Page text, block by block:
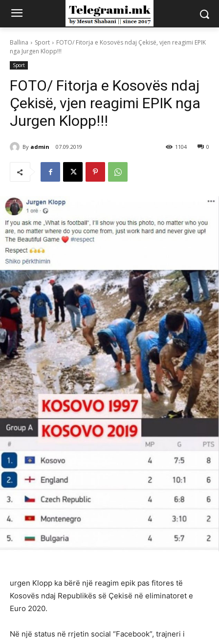
Ballina Sport
FOTO/ Fitorja e Kosovës ndaj Çekisë, vjen reagimi EPIK
nga Jurgen Klopp!!!
Sport
FOTO/ Fitorja e Kosovës ndaj
Çekisë, vjen reagimi EPIK nga
Jurgen Klopp!!!
By admin 07.09.2019 0
1104
urgen Klopp ka bërë një reagim epik pas fitores të
Kosovës ndaj Republikës së Çekisë në eliminatoret e
Euro 2020.
Në një status në rrjetin social “Facebook”, trajneri i